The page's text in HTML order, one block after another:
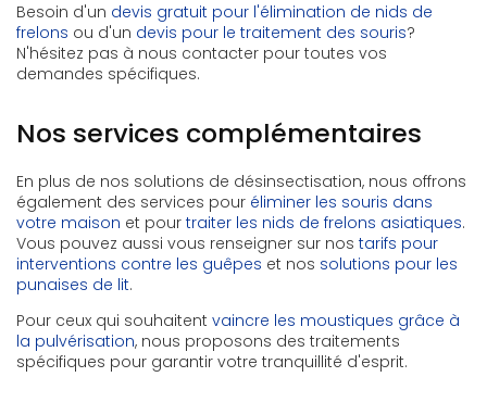
Besoin d'un devis gratuit pour l'élimination de nids de
frelons ou d'un devis pour le traitement des souris?
N'hésitez pas à nous contacter pour toutes vos
demandes spécifiques.
Nos services complémentaires
En plus de nos solutions de désinsectisation, nous offrons
également des services pour éliminer les souris dans
votre maison et pour traiter les nids de frelons asiatiques.
Vous pouvez aussi vous renseigner sur nos tarifs pour
interventions contre les guêpes et nos solutions pour les
punaises de lit.
Pour ceux qui souhaitent vaincre les moustiques grâce à
la pulvérisation, nous proposons des traitements
spécifiques pour garantir votre tranquillité d'esprit.